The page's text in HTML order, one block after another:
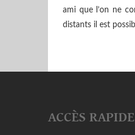
ami que l’on ne
distants il est
ACCÈS RAPIDE